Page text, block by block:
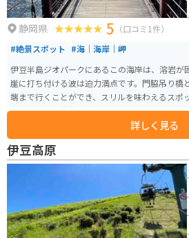
静岡県 5 （口コミ1件）
#絶景スポット #海｜海岸｜岬
伊豆半島ジオパークにあるこの海岸は、溶岩が
崖に打ち付ける波は迫力満点です。門脇吊り橋
端まで行くことができ、スリルを味わえるスポ
ので、周辺の自然も楽しめます。
詳しく見る
伊豆高原